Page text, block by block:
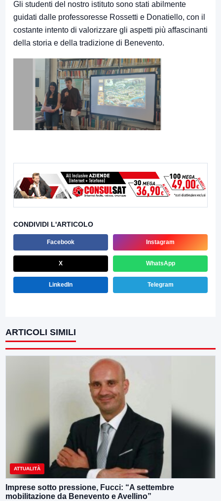
Gli studenti del nostro istituto sono stati abilmente
guidati dalle professoresse Rossetti e Donatiello, con il
costante intento di valorizzare gli aspetti più affascinanti
della storia e della tradizione di Benevento.
CONDIVIDI L'ARTICOLO
Facebook Instagram
X WhatsApp
LinkedIn Telegram
ARTICOLI SIMILI
ATTUALITÀ
Imprese sotto pressione, Fucci: “A settembre
mobilitazione da Benevento e Avellino”